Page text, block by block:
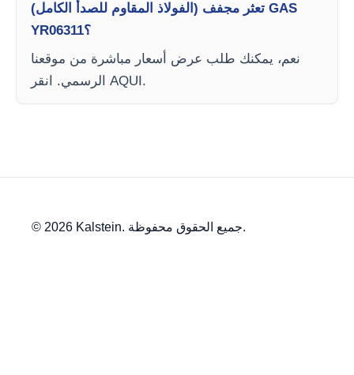
تعثر مجفف (الفولاذ المقاوم للصدأ الكامل) GAS
YR06311؟
نعم، يمكنك طلب عرض أسعار مباشرة من موقعنا
الرسمي. انقر AQUI.
© 2026 Kalstein. جميع الحقوق محفوظة.